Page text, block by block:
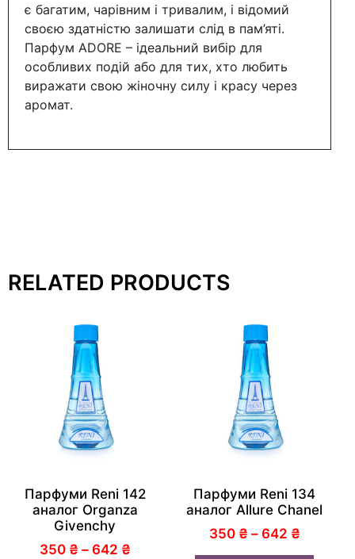
є багатим, чарівним і тривалим, і відомий
своєю здатністю залишати слід в пам’яті.
Парфум ADORE – ідеальний вибір для
особливих подій або для тих, хто любить
виражати свою жіночну силу і красу через
аромат.
RELATED PRODUCTS
Парфуми Reni 142
аналог Organza
Givenchy
350 ₴ – 642 ₴
Парфуми Reni 134
аналог Allure Chanel
350 ₴ – 642 ₴